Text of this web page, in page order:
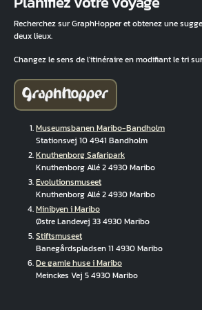
Recherchez sur GraphHopper et obtenez une
deux lieux.
Changez le sens de l'itinéraire en modifiant le tri
Museumsbanen Maribo-Bandholm
Stationsvej 10 4941 Bandholm
Knuthenborg Safaripark
Knuthenborg Allé 2 4930 Maribo
Evolutionsmuseet
Knuthenborg Allé 2 4930 Maribo
Minibyen i Maribo
Østre Landevej 33 4930 Maribo
Stiftsmuseet
Banegårdspladsen 11 4930 Maribo
De gamle huse i Maribo
Meinckes Vej 5 4930 Maribo